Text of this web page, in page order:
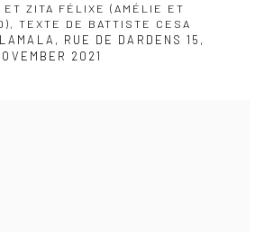
ET ZITA FÉLIXE (AMÉLIE ET
TEXTE DE BATTISTE CESA
RUE DE DARDENS 15,
2021